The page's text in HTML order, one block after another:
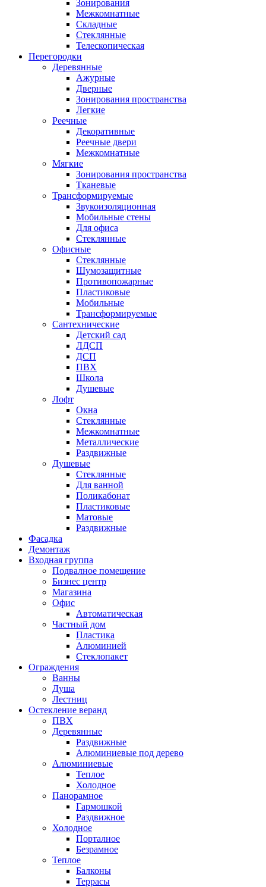
Зонирования
Межкомнатные
Складные
Стеклянные
Телескопическая
Перегородки
Деревянные
Ажурные
Дверные
Зонирования пространства
Легкие
Реечные
Декоративные
Реечные двери
Межкомнатные
Мягкие
Зонирования пространства
Тканевые
Трансформируемые
Звукоизоляционная
Мобильные стены
Для офиса
Стеклянные
Офисные
Стеклянные
Шумозащитные
Противопожарные
Пластиковые
Мобильные
Трансформируемые
Сантехнические
Детский сад
ЛДСП
ДСП
ПВХ
Школа
Душевые
Лофт
Окна
Стеклянные
Межкомнатные
Металлические
Раздвижные
Душевые
Стеклянные
Для ванной
Поликабонат
Пластиковые
Матовые
Раздвижные
Фасадка
Демонтаж
Входная группа
Подвалное помещение
Бизнес центр
Магазина
Офис
Автоматическая
Частный дом
Пластика
Алюминией
Стеклопакет
Ограждения
Ванны
Душа
Лестниц
Остекление веранд
ПВХ
Деревянные
Раздвижные
Алюминиевые под дерево
Алюминиевые
Теплое
Холодное
Панорамное
Гармошкой
Раздвижное
Холодное
Порталное
Безрамное
Теплое
Балконы
Террасы